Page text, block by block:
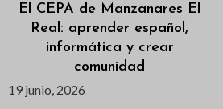
El CEPA de Manzanares El
Real: aprender español,
informática y crear
comunidad
19 junio, 2026